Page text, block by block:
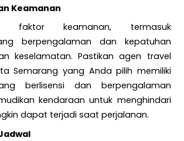
Keamanan
faktor keamanan, termasuk
berpengalaman dan kepatuhan
keselamatan. Pastikan agen travel
Semarang yang Anda pilih memiliki
berlisensi dan berpengalaman
kendaraan untuk menghindari
dapat terjadi saat perjalanan.